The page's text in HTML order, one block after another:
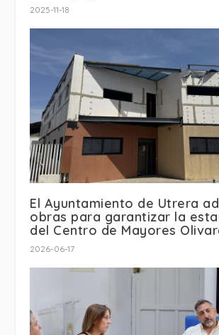
2025-11-18
El Ayuntamiento de Utrera
obras para garantizar la
del Centro de Mayores
2026-06-17